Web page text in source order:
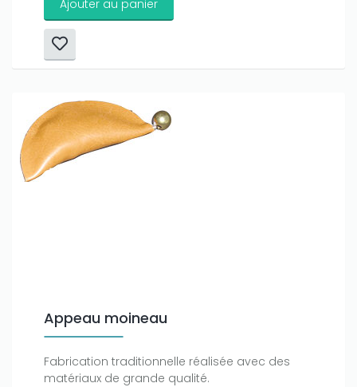
Ajouter au panier
Appeau moineau
Fabrication traditionnelle réalisée avec des
matériaux de grande qualité.